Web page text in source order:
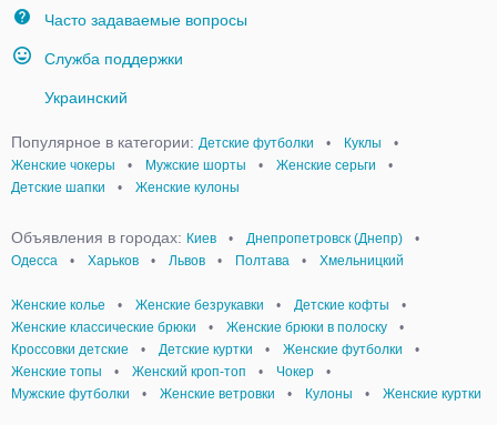
Часто задаваемые вопросы
Служба поддержки
Украинский
Популярное в категории: Детские футболки • Куклы
•
Женские чокеры
• Мужские шорты • Женские серьги
•
Детские шапки
• Женские кулоны
Объявления в городах: Киев • Днепропетровск (Днепр)
•
Одесса
• Харьков • Львов • Полтава • Хмельницкий
Женские колье • Женские безрукавки • Детские кофты
•
Женские классические брюки
• Женские брюки в полоску
•
Кроссовки детские
• Детские куртки • Женские футболки
•
Женские топы
• Женский кроп-топ • Чокер
•
Мужские футболки
• Женские ветровки • Кулоны • Женские куртки